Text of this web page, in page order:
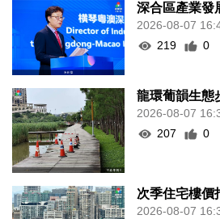
深合區產業發
2026-08-07
219
0
龍環葡韻生態
2026-08-07
207
0
次季住宅樓價
2026-08-07